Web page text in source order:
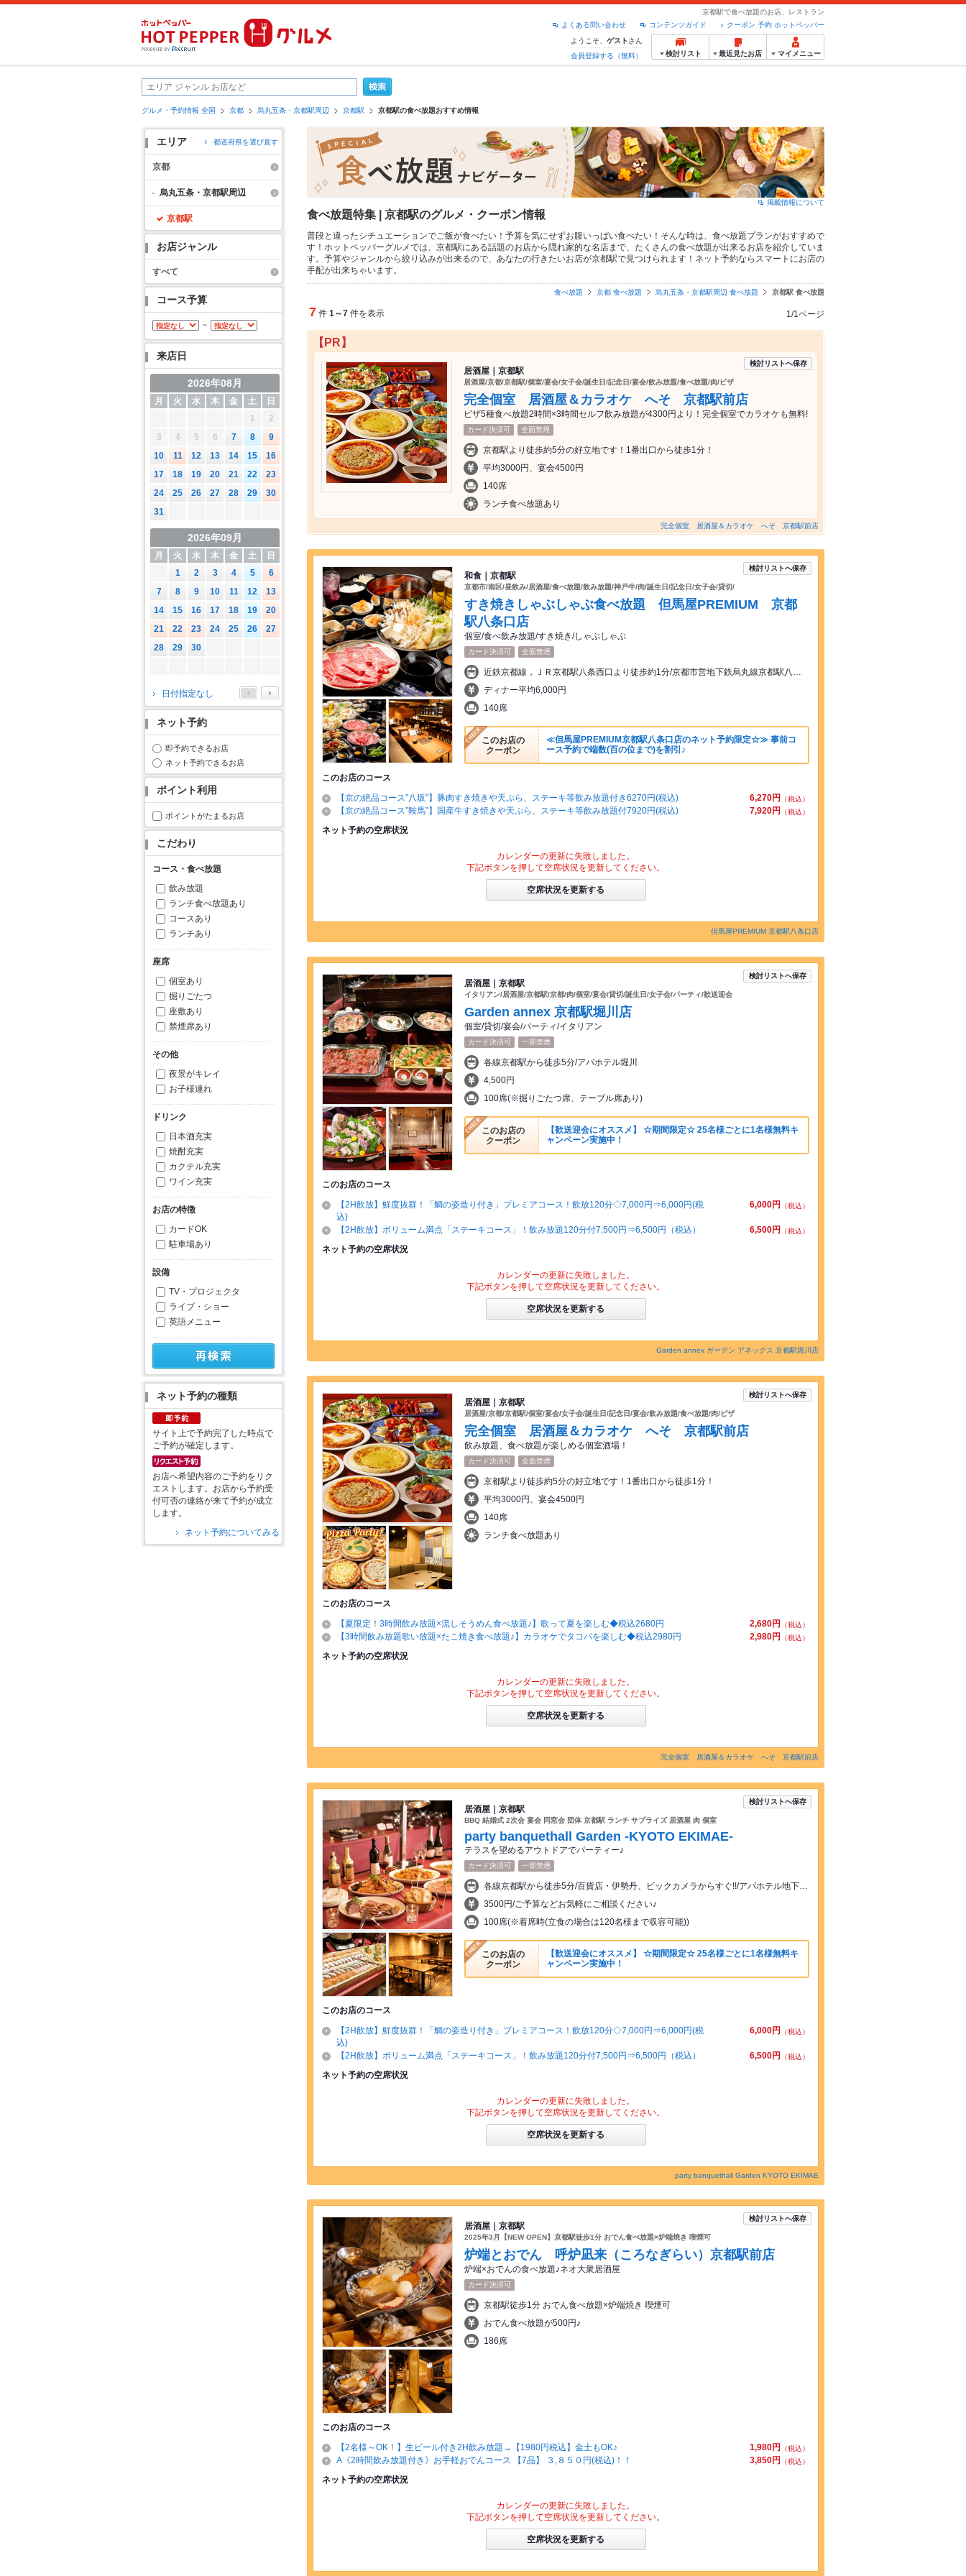
京都駅で食べ放題のお店、レストラン
クーポン 予約 ホットペッパー
コンテンツガイド
よくある問い合わせ
ようこそ、 ゲスト さん
会員登録する（無料）
検討リスト 最近見たお店 マイメニュー
グルメ・予約情報 全国 京都 烏丸五条・京都駅周辺 京都駅 京都駅の食べ放題おすすめ情報
エリア 都道府県を選び直す
京都
烏丸五条・京都駅周辺
京都駅
お店ジャンル
すべて
コース予算
～
来店日
2026年08月
月 火 水 木 金 土
日
1
2
3
4 5 6 7 8
9
10
11 12 13 14 15
16
17
18 19 20 21 22
23
24
25 26 27 28 29
30
31
2026年09月
月 火 水 木 金 土
日
1
2 3 4 5
6
7
8 9 10 11 12
13
14
15 16 17 18 19
20
21
22 23 24 25 26
27
28
29 30
2026年10月
月 火 水 木 金 土
日
5
6 7 8
12
13 14 15 16
19
20 21 22
26
27 28 29 30 31
日付指定なし
ネット予約
即予約できるお店
ネット予約できるお店
ポイント利用
ポイントがたまるお店
こだわり
コース・食べ放題
飲み放題
ランチ食べ放題あり
コースあり
ランチあり
座席
個室あり
掘りごたつ
座敷あり
禁煙席あり
その他
夜景がキレイ
お子様連れ
ドリンク
日本酒充実
焼酎充実
カクテル充実
ワイン充実
お店の特徴
カードOK
駐車場あり
設備
TV・プロジェクタ
ライブ・ショー
英語メニュー
ネット予約の種類
サイト上で予約完了した時点で
ご予約が確定します。
お店へ希望内容のご予約をリク
エストします。お店から予約受
付可否の連絡が来て予約が成立
します。
ネット予約についてみる
掲載情報について
食べ放題特集 | 京都駅のグルメ・クーポン情報
普段と違ったシチュエーションでご飯が食べたい！予算を気にせずお腹いっぱい食べたい！そんな時は、食べ放題プランがおすすめで
す！ホットペッパーグルメでは、京都駅にある話題のお店から隠れ家的な名店まで、たくさんの食べ放題が出来るお店を紹介していま
す。予算やジャンルから絞り込みが出来るので、あなたの行きたいお店が京都駅で見つけられます！ネット予約ならスマートにお店の
手配が出来ちゃいます。
食べ放題 京都 食べ放題 烏丸五条・京都駅周辺 食べ放題 京都駅 食べ放題
7 件 1～7 件を表示 1/1ページ
【PR】
検討リストへ保存
居酒屋｜京都駅
居酒屋/京都/京都駅/個室/宴会/女子会/誕生日/記念日/宴会/飲み放題/食べ放題/肉/ピザ
完全個室 居酒屋＆カラオケ へそ 京都駅前店
ピザ5種食べ放題2時間×3時間セルフ飲み放題が4300円より！完全個室でカラオケも無料!
カード決済可 全面禁煙
京都駅より徒歩約5分の好立地です！1番出口から徒歩1分！
平均3000円、宴会4500円
140席
ランチ食べ放題あり
完全個室 居酒屋＆カラオケ へそ 京都駅前店
検討リストへ保存
和食｜京都駅
京都市/南区/昼飲み/居酒屋/食べ放題/飲み放題/神戸牛/肉/誕生日/記念日/女子会/貸切/
すき焼きしゃぶしゃぶ食べ放題 但馬屋PREMIUM 京都
駅八条口店
個室/食べ飲み放題/すき焼き/しゃぶしゃぶ
カード決済可 全面禁煙
近鉄京都線，ＪＲ京都駅八条西口より徒歩約1分/京都市営地下鉄烏丸線京都駅八条口より徒歩約2分
ディナー平均6,000円
140席
このお店の
クーポン
≪但馬屋PREMIUM京都駅八条口店のネット予約限定☆≫ 事前コ
ース予約で端数(百の位まで)を割引♪
このお店のコース
6,270円
（税込）
【京の絶品コース”八坂”】豚肉すき焼きや天ぷら、ステーキ等飲み放題付き6270円(税込)
7,920円
（税込）
【京の絶品コース”鞍馬”】国産牛すき焼きや天ぷら、ステーキ等飲み放題付7920円(税込)
ネット予約の空席状況
カレンダーの更新に失敗しました。
下記ボタンを押して空席状況を更新してください。
空席状況を更新する
但馬屋PREMIUM 京都駅八条口店
検討リストへ保存
居酒屋｜京都駅
イタリアン/居酒屋/京都駅/京都/肉/個室/宴会/貸切/誕生日/女子会/パーティ/歓送迎会
Garden annex 京都駅堀川店
個室/貸切/宴会/パーティ/イタリアン
カード決済可 一部禁煙
各線京都駅から徒歩5分/アパホテル堀川
4,500円
100席(※掘りごたつ席、テーブル席あり)
このお店の
クーポン
【歓送迎会にオススメ】 ☆期間限定☆ 25名様ごとに1名様無料キ
ャンペーン実施中！
このお店のコース
6,000円
（税込）
【2H飲放】鮮度抜群！「鯛の姿造り付き」プレミアコース！飲放120分◇7,000円⇒6,000円(税
込)
6,500円
（税込）
【2H飲放】ボリューム満点「ステーキコース」！飲み放題120分付7,500円⇒6,500円（税込）
ネット予約の空席状況
カレンダーの更新に失敗しました。
下記ボタンを押して空席状況を更新してください。
空席状況を更新する
Garden annex ガーデン アネックス 京都駅堀川店
検討リストへ保存
居酒屋｜京都駅
居酒屋/京都/京都駅/個室/宴会/女子会/誕生日/記念日/宴会/飲み放題/食べ放題/肉/ピザ
完全個室 居酒屋＆カラオケ へそ 京都駅前店
飲み放題、食べ放題が楽しめる個室酒場！
カード決済可 全面禁煙
京都駅より徒歩約5分の好立地です！1番出口から徒歩1分！
平均3000円、宴会4500円
140席
ランチ食べ放題あり
このお店のコース
2,680円
（税込）
【夏限定！3時間飲み放題×流しそうめん食べ放題♪】歌って夏を楽しむ◆税込2680円
2,980円
（税込）
【3時間飲み放題歌い放題×たこ焼き食べ放題♪】カラオケでタコパを楽しむ◆税込2980円
ネット予約の空席状況
カレンダーの更新に失敗しました。
下記ボタンを押して空席状況を更新してください。
空席状況を更新する
完全個室 居酒屋＆カラオケ へそ 京都駅前店
検討リストへ保存
居酒屋｜京都駅
BBQ 結婚式 2次会 宴会 同窓会 団体 京都駅 ランチ サプライズ 居酒屋 肉 個室
party banquethall Garden -KYOTO EKIMAE-
テラスを望めるアウトドアでパーティー♪
カード決済可 一部禁煙
各線京都駅から徒歩5分/百貨店・伊勢丹、ビックカメラからすぐ!!/アパホテル地下1階/近鉄線 京都駅 塩小路西洞院
3500円/ご予算などお気軽にご相談ください♪
100席(※着席時(立食の場合は120名様まで収容可能))
このお店の
クーポン
【歓送迎会にオススメ】 ☆期間限定☆ 25名様ごとに1名様無料キ
ャンペーン実施中！
このお店のコース
6,000円
（税込）
【2H飲放】鮮度抜群！「鯛の姿造り付き」プレミアコース！飲放120分◇7,000円⇒6,000円(税
込)
6,500円
（税込）
【2H飲放】ボリューム満点「ステーキコース」！飲み放題120分付7,500円⇒6,500円（税込）
ネット予約の空席状況
カレンダーの更新に失敗しました。
下記ボタンを押して空席状況を更新してください。
空席状況を更新する
party banquethall Garden KYOTO EKIMAE
検討リストへ保存
居酒屋｜京都駅
2025年3月【NEW OPEN】京都駅徒歩1分 おでん食べ放題×炉端焼き 喫煙可
炉端とおでん 呼炉凪来（ころなぎらい）京都駅前店
炉端×おでんの食べ放題♪ネオ大衆居酒屋
カード決済可
京都駅徒歩1分 おでん食べ放題×炉端焼き 喫煙可
おでん食べ放題が500円♪
186席
このお店のコース
1,980円
（税込）
【2名様～OK！】生ビール付き2H飲み放題→【1980円税込】金土もOK♪
3,850円
（税込）
A《2時間飲み放題付き》お手軽おでんコース 【7品】 ３,８５０円(税込)！！
ネット予約の空席状況
カレンダーの更新に失敗しました。
下記ボタンを押して空席状況を更新してください。
空席状況を更新する